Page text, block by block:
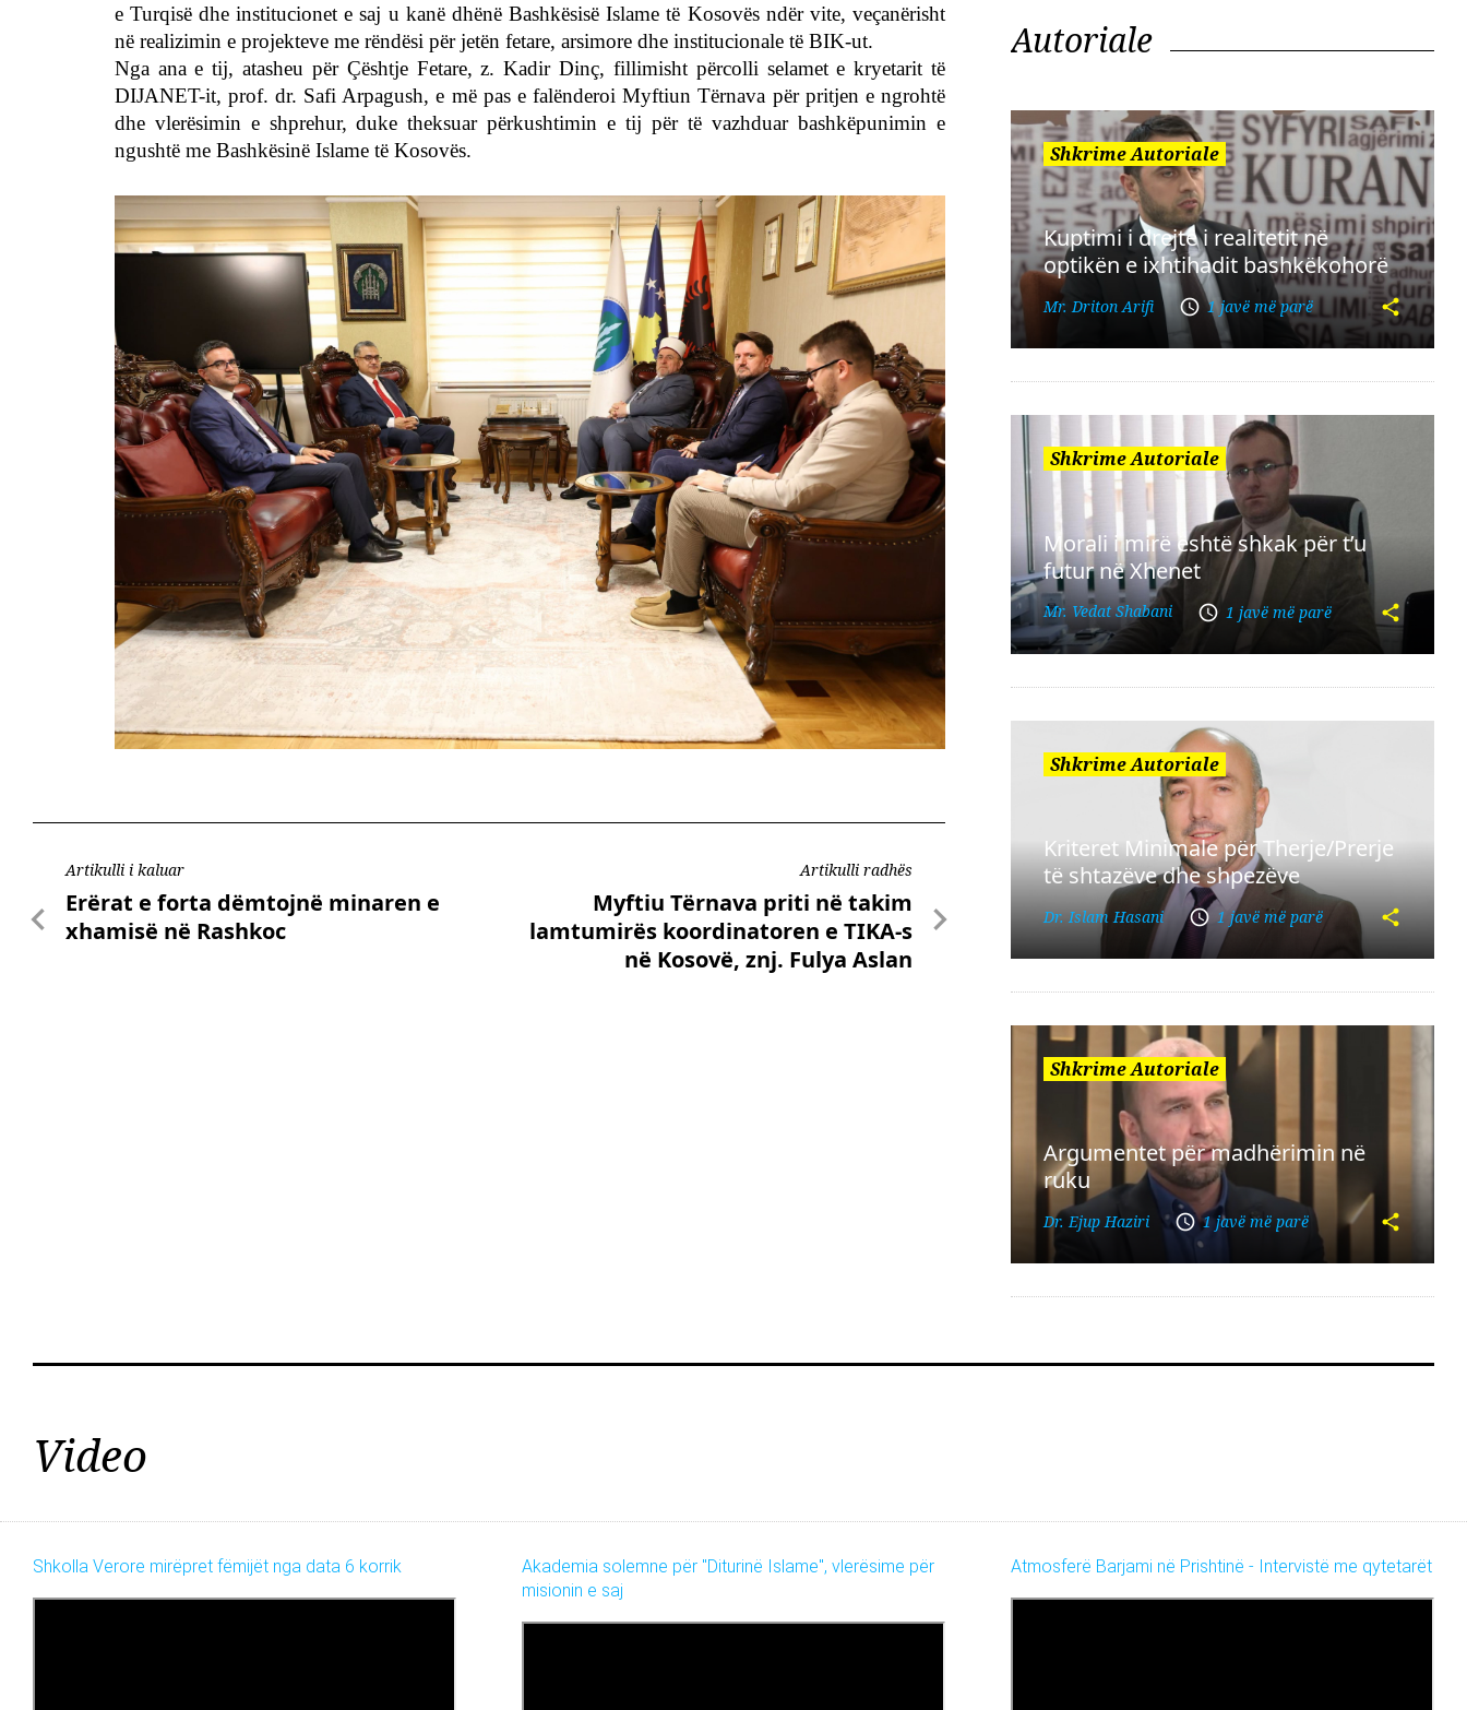
e Turqisë dhe institucionet e saj u kanë dhënë Bashkësisë Islame të Kosovës ndër vite, veçanërisht
në realizimin e projekteve me rëndësi për jetën fetare, arsimore dhe institucionale të BIK-ut.
Nga ana e tij, atasheu për Çështje Fetare, z. Kadir Dinç, fillimisht përcolli selamet e kryetarit të
DIJANET-it, prof. dr. Safi Arpagush, e më pas e falënderoi Myftiun Tërnava për pritjen e ngrohtë
dhe vlerësimin e shprehur, duke theksuar përkushtimin e tij për të vazhduar bashkëpunimin e
ngushtë me Bashkësinë Islame të Kosovës.
Artikulli i kaluar
Erërat e forta dëmtojnë minaren e
xhamisë në Rashkoc
Artikulli radhës
Myftiu Tërnava priti në takim
lamtumirës koordinatoren e TIKA-s
në Kosovë, znj. Fulya Aslan
Autoriale
Shkrime Autoriale
Kuptimi i drejtë i realitetit në
optikën e ixhtihadit bashkëkohorë
Mr. Driton Arifi 1 javë më parë
Shkrime Autoriale
Morali i mirë është shkak për t’u
futur në Xhenet
Mr. Vedat Shabani 1 javë më parë
Shkrime Autoriale
Kriteret Minimale për Therje/Prerje
të shtazëve dhe shpezëve
Dr. Islam Hasani 1 javë më parë
Shkrime Autoriale
Argumentet për madhërimin në
ruku
Dr. Ejup Haziri 1 javë më parë
Video
Shkolla Verore mirëpret fëmijët nga data 6 korrik
Akademia solemne për "Diturinë Islame", vlerësime për
misionin e saj
Atmosferë Barjami në Prishtinë - Intervistë me qytetarët